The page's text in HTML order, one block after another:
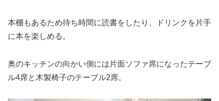
本棚もあるため待ち時間に読書をしたり、ドリンクを片手
に本を楽しめる。
奥のキッチンの向かい側には片面ソファ席になったテーブ
ル4席と木製椅子のテーブル2席。